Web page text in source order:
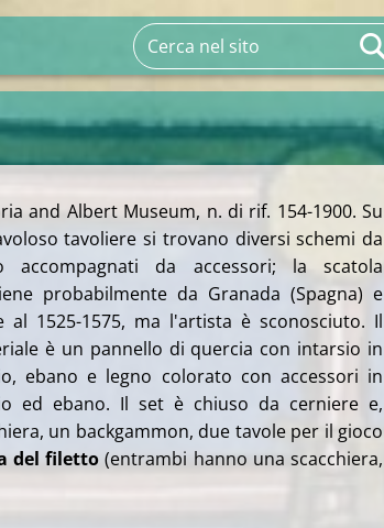
and Albert Museum, n. di rif. 154-1900. Su
tavoliere si trovano diversi schemi da
accompagnati da accessori; la scatola
probabilmente da Granada (Spagna) e
al 1525-1575, ma l'artista è sconosciuto. Il
è un pannello di quercia con intarsio in
ebano e legno colorato con accessori in
ed ebano. Il set è chiuso da cerniere e,
un backgammon, due tavole per il gioco
del filetto (entrambi hanno una scacchiera,